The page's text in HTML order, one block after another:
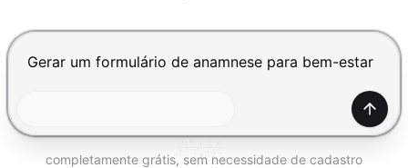
EXPERIMENTE GRÁTIS
Pressione Enter para enviar, Shift+Enter para
Gerar
completamente grátis, sem necessidade de cadastro